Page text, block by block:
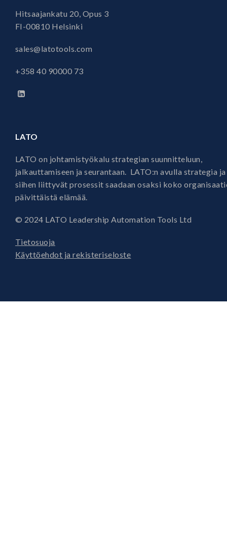
Hitsaajankatu 20, Opus 3
FI-00810 Helsinki
sales@latotools.com
+358 40 90000 73
LATO
LATO on johtamistyökalu strategian suunnitteluun,
jalkauttamiseen ja seurantaan. LATO:n avulla strategia ja
siihen liittyvät prosessit saadaan osaksi koko
päivittäistä elämää.
© 2024 LATO Leadership Automation Tools Ltd
Tietosuoja
Käyttöehdot ja rekisteriseloste